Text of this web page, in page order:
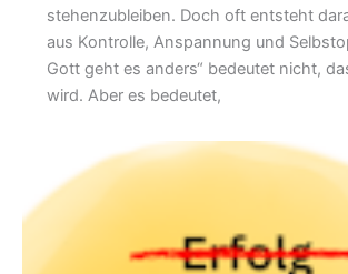
stehenzubleiben. Doch oft entsteht
aus Kontrolle, Anspannung und
Gott geht es anders“ bedeutet nicht,
wird. Aber es bedeutet,